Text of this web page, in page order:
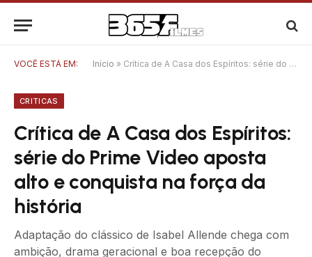
VOCÊ ESTÁ EM: Início » Crítica de A Casa dos Espíritos: série do Prime Video aposta alto e conquista na força da história
CRITICAS
Crítica de A Casa dos Espíritos:
série do Prime Video aposta
alto e conquista na força da
história
Adaptação do clássico de Isabel Allende chega com
ambição, drama geracional e boa recepção do